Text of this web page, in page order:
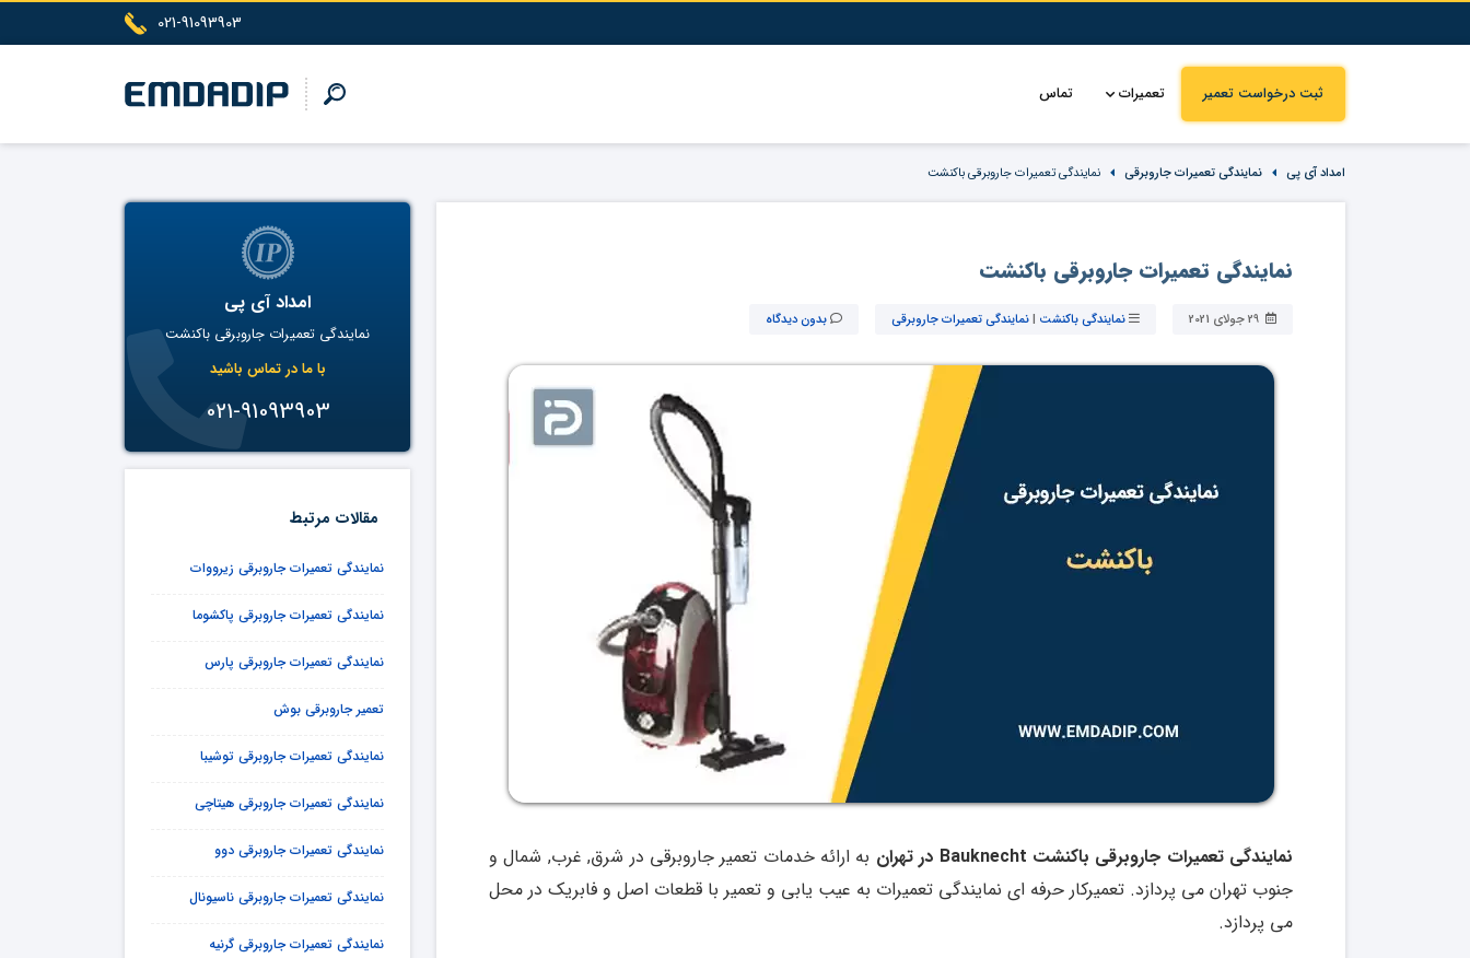
021-91093903
ثبت درخواست تعمیر تعمیرات تماس
امداد آی پی نمایندگی تعمیرات جاروبرقی نمایندگی تعمیرات جاروبرقی باکنشت
نمایندگی تعمیرات جاروبرقی باکنشت
نمایندگی باکنشت |نمایندگی تعمیرات جاروبرقی بدون دیدگاه
نمایندگی تعمیرات جاروبرقی باکنشت Bauknecht در تهران
به ارائه خدمات تعمیر جاروبرقی در شرق, غرب, شمال و
جنوب تهران می پردازد. تعمیرکار حرفه ای نمایندگی تعمیرات به عیب یابی و تعمیر با قطعات اصل و فابریک در محل
می پردازد.
امداد آی پی
نمایندگی تعمیرات جاروبرقی باکنشت
با ما در تماس باشید
021-91093903
مقالات مرتبط
نمایندگی تعمیرات جاروبرقی زیرووات
نمایندگی تعمیرات جاروبرقی پاکشوما
نمایندگی تعمیرات جاروبرقی پارس
تعمیر جاروبرقی بوش
نمایندگی تعمیرات جاروبرقی توشیبا
نمایندگی تعمیرات جاروبرقی هیتاچی
نمایندگی تعمیرات جاروبرقی دوو
نمایندگی تعمیرات جاروبرقی ناسیونال
نمایندگی تعمیرات جاروبرقی گرنیه